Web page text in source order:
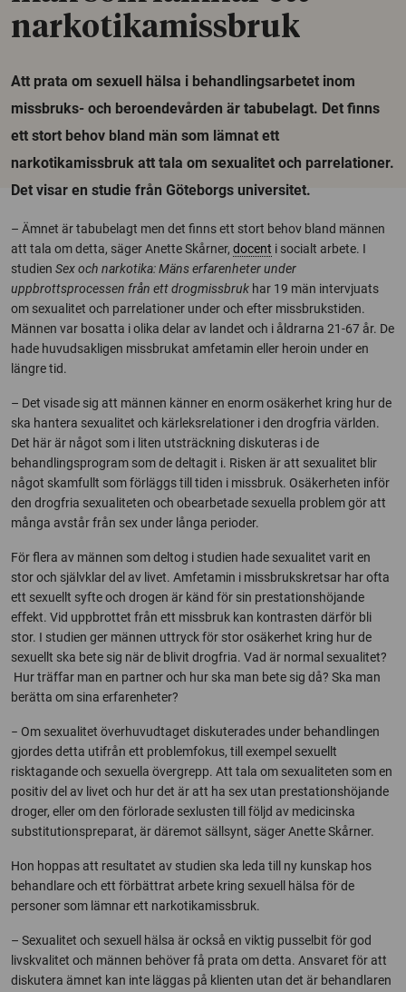
narkotikamissbruk
Att prata om sexuell hälsa i behandlingsarbetet inom
missbruks- och beroendevården är tabubelagt. Det finns
ett stort behov bland män som lämnat ett
narkotikamissbruk att tala om sexualitet och parrelationer.
Det visar en studie från Göteborgs universitet.
– Ämnet är tabubelagt men det finns ett stort behov bland männen
att tala om detta, säger Anette Skårner, docent i socialt arbete. I
studien Sex och narkotika: Mäns erfarenheter under
uppbrottsprocessen från ett drogmissbruk har 19 män intervjuats
om sexualitet och parrelationer under och efter missbrukstiden.
Männen var bosatta i olika delar av landet och i åldrarna 21-67 år. De
hade huvudsakligen missbrukat amfetamin eller heroin under en
längre tid.
– Det visade sig att männen känner en enorm osäkerhet kring hur de
ska hantera sexualitet och kärleksrelationer i den drogfria världen.
Det här är något som i liten utsträckning diskuteras i de
behandlingsprogram som de deltagit i. Risken är att sexualitet blir
något skamfullt som förläggs till tiden i missbruk. Osäkerheten inför
den drogfria sexualiteten och obearbetade sexuella problem gör att
många avstår från sex under långa perioder.
För flera av männen som deltog i studien hade sexualitet varit en
stor och självklar del av livet. Amfetamin i missbrukskretsar har ofta
ett sexuellt syfte och drogen är känd för sin prestationshöjande
effekt. Vid uppbrottet från ett missbruk kan kontrasten därför bli
stor. I studien ger männen uttryck för stor osäkerhet kring hur de
sexuellt ska bete sig när de blivit drogfria. Vad är normal sexualitet?
Hur träffar man en partner och hur ska man bete sig då? Ska man
berätta om sina erfarenheter?
− Om sexualitet överhuvudtaget diskuterades under behandlingen
gjordes detta utifrån ett problemfokus, till exempel sexuellt
risktagande och sexuella övergrepp. Att tala om sexualiteten som en
positiv del av livet och hur det är att ha sex utan prestationshöjande
droger, eller om den förlorade sexlusten till följd av medicinska
substitutionspreparat, är däremot sällsynt, säger Anette Skårner.
Hon hoppas att resultatet av studien ska leda till ny kunskap hos
behandlare och ett förbättrat arbete kring sexuell hälsa för de
personer som lämnar ett narkotikamissbruk.
– Sexualitet och sexuell hälsa är också en viktig pusselbit för god
livskvalitet och männen behöver få prata om detta. Ansvaret för att
diskutera ämnet kan inte läggas på klienten utan det är behandlaren